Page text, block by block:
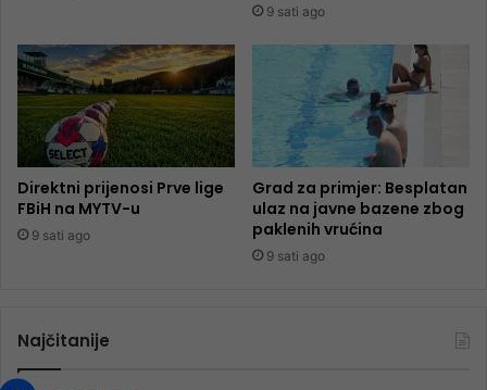
9 sati ago
Direktni prijenosi Prve lige
FBiH na MYTV-u
9 sati ago
Grad za primjer: Besplatan
ulaz na javne bazene zbog
paklenih vrućina
9 sati ago
Najčitanije